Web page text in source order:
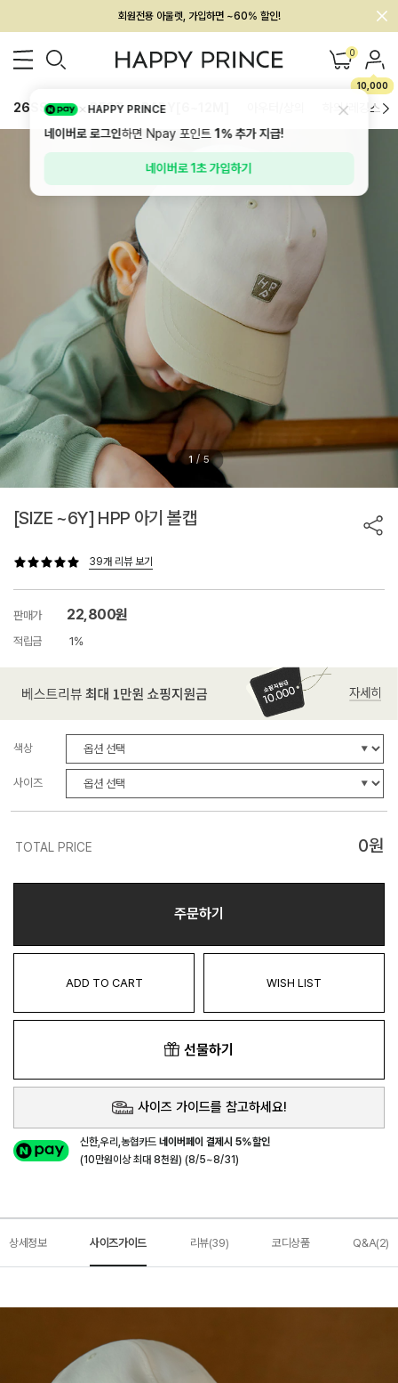
회원전용 아울렛, 가입하면 ~60% 할인!
멤버십 최대 28,000원 혜택 0
10,000
26SS 신상 BEST BABY[6~12M] 하의/레깅스
1 / 5
[SIZE ~6Y] HPP 아기 볼캡
39개 리뷰 보기
판매가 22,800원
적립금 1%
색상
사이즈
TOTAL PRICE 0원
주문하기
ADD TO CART WISH LIST
선물하기
사이즈 가이드를 참고하세요!
신한,우리,농협카드네이버페이 결제시 5%할인
(10만원이상 최대 8천원) (8/5~8/31)
상세정보 사이즈가이드 리뷰(39) 코디상품 Q&A(2)
HAPPY PRINCE
네이버로 로그인하면 Npay 포인트1%추가 지급!
네이버로 1초 가입하기